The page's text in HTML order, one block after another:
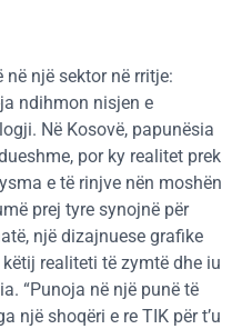
një sektor në rritje:
ndihmon nisjen e
Në Kosovë, papunësia
por ky realitet prek
e të rinjve nën moshën
prej tyre synojnë për
një dizajnuese grafike
realiteti të zymtë dhe iu
“Punoja në një punë të
një shoqëri e re TIK për t’u